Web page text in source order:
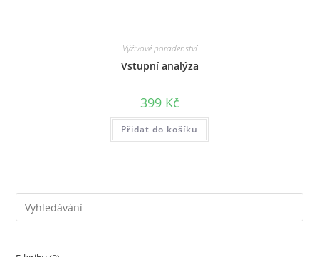
Výživové poradenství
Vstupní analýza
399 Kč
Přidat do košíku